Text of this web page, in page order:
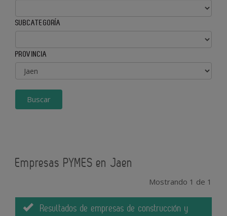
SUBCATEGORÍA
PROVINCIA
Buscar
Empresas PYMES en Jaen
Mostrando 1 de 1
Resultados de empresas de construcción y